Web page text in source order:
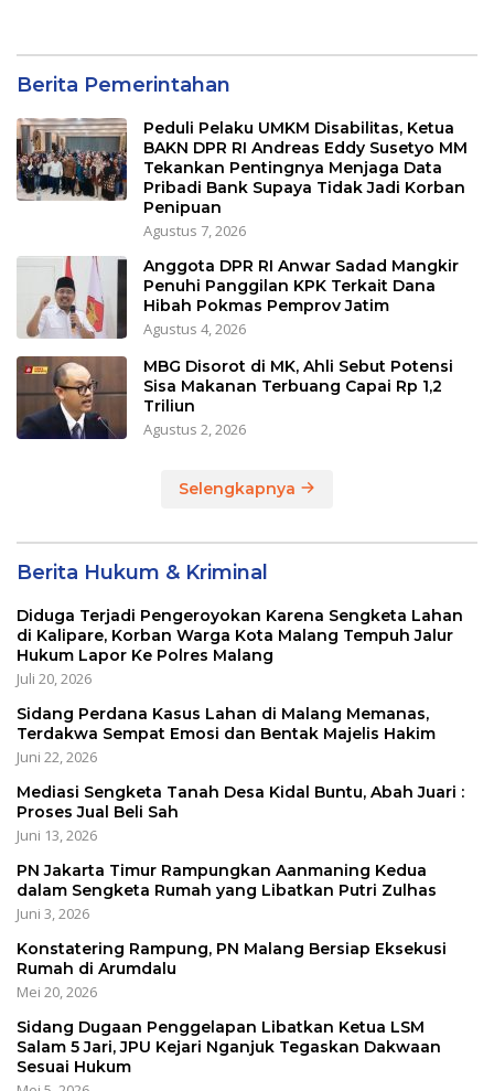
Berita Pemerintahan
Peduli Pelaku UMKM Disabilitas, Ketua
BAKN DPR RI Andreas Eddy Susetyo MM
Tekankan Pentingnya Menjaga Data
Pribadi Bank Supaya Tidak Jadi Korban
Penipuan
Agustus 7, 2026
Anggota DPR RI Anwar Sadad Mangkir
Penuhi Panggilan KPK Terkait Dana
Hibah Pokmas Pemprov Jatim
Agustus 4, 2026
MBG Disorot di MK, Ahli Sebut Potensi
Sisa Makanan Terbuang Capai Rp 1,2
Triliun
Agustus 2, 2026
Selengkapnya
Berita Hukum & Kriminal
Diduga Terjadi Pengeroyokan Karena Sengketa Lahan
di Kalipare, Korban Warga Kota Malang Tempuh Jalur
Hukum Lapor Ke Polres Malang
Juli 20, 2026
Sidang Perdana Kasus Lahan di Malang Memanas,
Terdakwa Sempat Emosi dan Bentak Majelis Hakim
Juni 22, 2026
Mediasi Sengketa Tanah Desa Kidal Buntu, Abah Juari :
Proses Jual Beli Sah
Juni 13, 2026
PN Jakarta Timur Rampungkan Aanmaning Kedua
dalam Sengketa Rumah yang Libatkan Putri Zulhas
Juni 3, 2026
Konstatering Rampung, PN Malang Bersiap Eksekusi
Rumah di Arumdalu
Mei 20, 2026
Sidang Dugaan Penggelapan Libatkan Ketua LSM
Salam 5 Jari, JPU Kejari Nganjuk Tegaskan Dakwaan
Sesuai Hukum